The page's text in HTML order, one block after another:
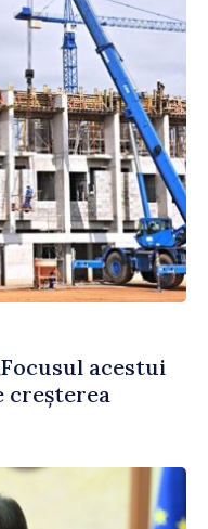
acestui
creșterea